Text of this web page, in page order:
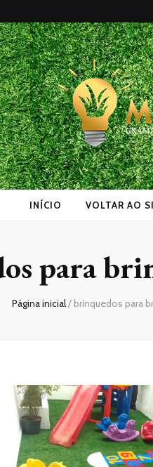
INÍCIO VOLTAR AO
para
Página inicial/ brinquedos para